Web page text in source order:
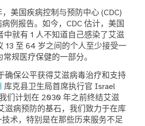
美国疾病控制与预防中心 (CDC)
例报告。如今，CDC 估计，美国
中就有 1 人不知道自己感染了艾滋
13 至 64 岁之间的个人至少接受一
规医疗保健的一部分。
确保公平获得艾滋病毒治疗和支持
库克县卫生局首席执行官 Israel
们计划在 2030 年之前终结艾滋
滋病预防的基石，我们致力于在库
术，特别是在那些历来服务不足